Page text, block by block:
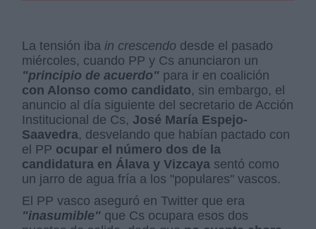
La tensión ibain crescendo desde el pasado
miércoles, cuando PP y Cs anunciaron un
"principio de acuerdo" para ir en coalición
con Alonso como candidato, sin embargo, el
anuncio al día siguiente del secretario de Acción
Institucional de Cs, José María Espejo-
Saavedra, desvelando que habían pactado con
el PP ocupar el número dos de la
candidatura en Álava y Vizcaya sentó como
un jarro de agua fría a los "populares" vascos.
El PP vasco aseguró en Twitter que era
"inasumible" que Cs ocupara esos dos